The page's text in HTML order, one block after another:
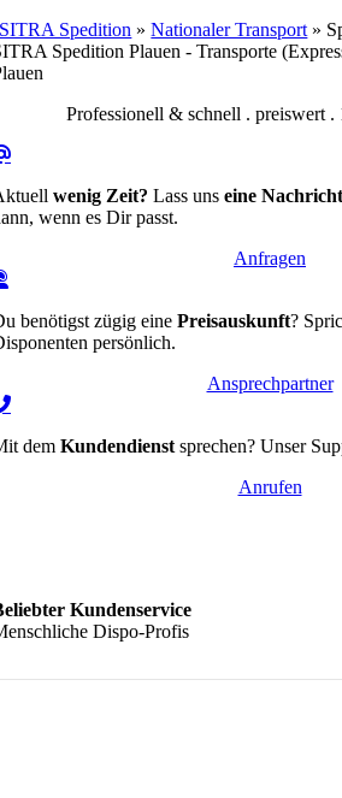
SITRA Spedition »Nationaler Transport »
Spedition Plauen - Transporte
Professionell & schnell . preiswert .
wenig Zeit? Lass uns eine Nachricht
wenn es Dir passt.
Anfragen
benötigst zügig eine Preisauskunft?
persönlich.
Ansprechpartner
dem Kundendienst sprechen? Unser
Anrufen
Kundenservice
Dispo-Profis